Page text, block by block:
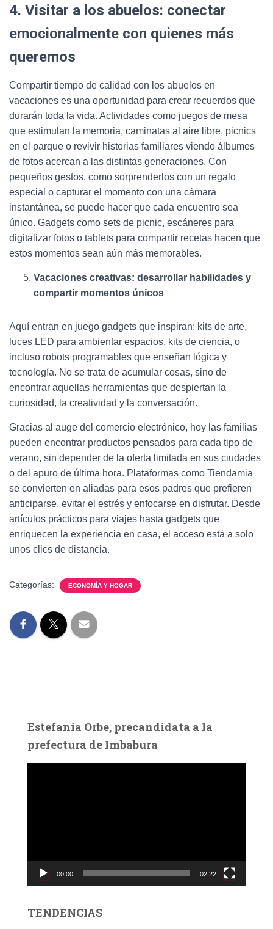
4. Visitar a los abuelos: conectar
emocionalmente con quienes más
queremos
Compartir tiempo de calidad con los abuelos en
vacaciones es una oportunidad para crear recuerdos que
durarán toda la vida. Actividades como juegos de mesa
que estimulan la memoria, caminatas al aire libre, picnics
en el parque o revivir historias familiares viendo álbumes
de fotos acercan a las distintas generaciones. Con
pequeños gestos, como sorprenderlos con un regalo
especial o capturar el momento con una cámara
instantánea, se puede hacer que cada encuentro sea
único. Gadgets como sets de picnic, escáneres para
digitalizar fotos o tablets para compartir recetas hacen que
estos momentos sean aún más memorables.
Vacaciones creativas: desarrollar habilidades y
compartir momentos únicos
Aquí entran en juego gadgets que inspiran: kits de arte,
luces LED para ambientar espacios, kits de ciencia, o
incluso robots programables que enseñan lógica y
tecnología. No se trata de acumular cosas, sino de
encontrar aquellas herramientas que despiertan la
curiosidad, la creatividad y la conversación.
Gracias al auge del comercio electrónico, hoy las familias
pueden encontrar productos pensados para cada tipo de
verano, sin depender de la oferta limitada en sus ciudades
o del apuro de última hora. Plataformas como Tiendamia
se convierten en aliadas para esos padres que prefieren
anticiparse, evitar el estrés y enfocarse en disfrutar. Desde
artículos prácticos para viajes hasta gadgets que
enriquecen la experiencia en casa, el acceso está a solo
unos clics de distancia.
Categorías: ECONOMÍA Y HOGAR
Estefanía Orbe, precandidata a la
prefectura de Imbabura
c
d
00:00 02:22
TENDENCIAS